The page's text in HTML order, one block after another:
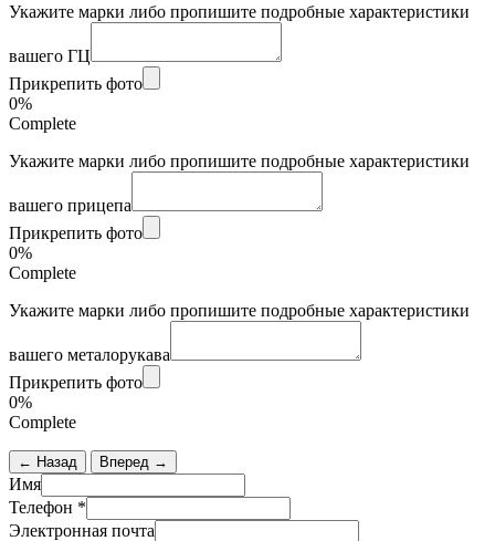
Укажите марки либо пропишите подробные характеристики
вашего ГЦ
Прикрепить фото
0%
Complete
Укажите марки либо пропишите подробные характеристики
вашего прицепа
Прикрепить фото
0%
Complete
Укажите марки либо пропишите подробные характеристики
вашего металорукава
Прикрепить фото
0%
Complete
← Назад Вперед →
Имя
Телефон *
Электронная почта